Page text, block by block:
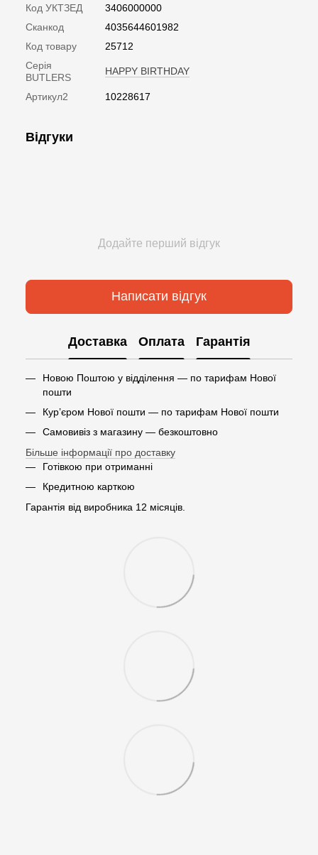
Код УКТЗЕД
3406000000
Сканкод
4035644601982
Код товару
25712
Серія
BUTLERS
HAPPY BIRTHDAY
Артикул2 10228617
Відгуки
Додайте перший відгук
Написати відгук
Доставка Оплата Гарантія
Новою Поштою у відділення — по тарифам Нової
пошти
Кур’єром Нової пошти — по тарифам Нової пошти
Самовивіз з магазину — безкоштовно
Більше інформації про доставку
Готівкою при отриманні
Кредитною карткою
Гарантія від виробника 12 місяців.